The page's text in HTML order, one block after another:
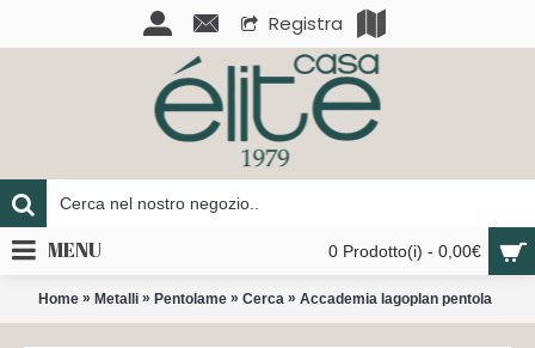
Registra
0 Prodotto(i) - 0,00€
MENU
Home » Metalli » Pentolame » Cerca » Accademia lagoplan pentola